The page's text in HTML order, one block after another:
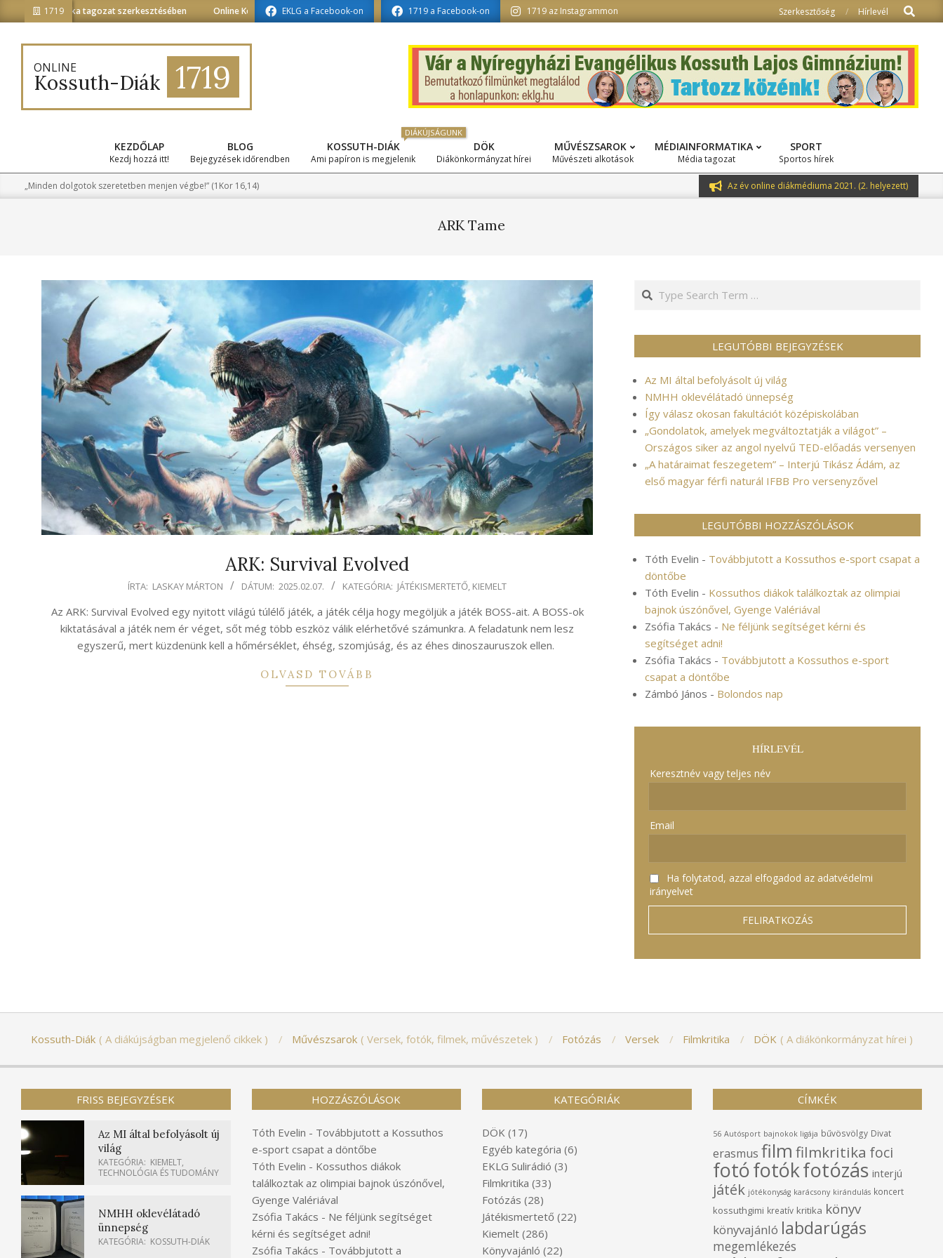
to
content
1719tagozat szerkesztésében Online Kossuth-Diák a médiainformatika tagozat szerkesztésében
EKLG a Facebook-on 1719 a Facebook-on 1719 az Instagrammon Szerkesztőség Hírlevél Search
ONLINE
Kossuth-Diák 1719
Primary
Navigation
KEZDŐLAP
Kezdj hozzá itt!
BLOG
Bejegyzések időrendben
KOSSUTH-DIÁK
DIÁKÚJSÁGUNK
Ami papíron is megjelenik
DÖK
Diákönkormányzat hírei
MŰVÉSZSAROK
Művészeti alkotások
MÉDIAINFORMATIKA
Média tagozat
SPORT
Sportos hírek
„Minden dolgotok szeretetben menjen végbe!” (1Kor 16,14) Az év online diákmédiuma 2021. (2. helyezett)
ARK Tame
ARK: Survival Evolved
07
ÍRTA: LASKAY MÁRTON DÁTUM: 2025.02.07. KATEGÓRIA: JÁTÉKISMERTETŐ, KIEMELT
Az ARK: Survival Evolved egy nyitott világú túlélő játék, a játék célja hogy megöljük a játék BOSS-ait. A BOSS-ok
kiktatásával a játék nem ér véget, sőt még több eszköz válik elérhetővé számunkra. A feladatunk nem lesz
egyszerű, mert küzdenünk kell a hőmérséklet, éhség, szomjúság, és az éhes dinoszauruszok ellen.
OLVASD TOVÁBB
Search
LEGUTÓBBI BEJEGYZÉSEK
Az MI által befolyásolt új világ
NMHH oklevélátadó ünnepség
Így válasz okosan fakultációt középiskolában
„Gondolatok, amelyek megváltoztatják a világot” –
Országos siker az angol nyelvű TED-előadás versenyen
„A határaimat feszegetem” – Interjú Tikász Ádám, az
első magyar férfi naturál IFBB Pro versenyzővel
LEGUTÓBBI HOZZÁSZÓLÁSOK
Tóth Evelin - Továbbjutott a Kossuthos e-sport csapat a
döntőbe
Tóth Evelin - Kossuthos diákok találkoztak az olimpiai
bajnok úszónővel, Gyenge Valériával
Zsófia Takács - Ne féljünk segítséget kérni és
segítséget adni!
Zsófia Takács - Továbbjutott a Kossuthos e-sport
csapat a döntőbe
Zámbó János - Bolondos nap
HÍRLEVÉL
Keresztnév vagy teljes név
Email
Ha folytatod, azzal elfogadod az adatvédelmi
irányelvet
Kossuth-Diák A diákújságban megjelenő cikkek Művészsarok Versek, fotók, filmek, művészetek Fotózás Versek Filmkritika DÖK A diákönkormányzat hírei
FRISS BEJEGYZÉSEK
Az MI által befolyásolt új
világ
KATEGÓRIA: KIEMELT,
TECHNOLÓGIA ÉS TUDOMÁNY
NMHH oklevélátadó
ünnepség
KATEGÓRIA: KOSSUTH-DIÁK
HOZZÁSZÓLÁSOK
Tóth Evelin - Továbbjutott a Kossuthos
e-sport csapat a döntőbe
Tóth Evelin - Kossuthos diákok
találkoztak az olimpiai bajnok úszónővel,
Gyenge Valériával
Zsófia Takács - Ne féljünk segítséget
kérni és segítséget adni!
Zsófia Takács - Továbbjutott a
KATEGÓRIÁK
DÖK (17)
Egyéb kategória (6)
EKLG Sulirádió (3)
Filmkritika (33)
Fotózás (28)
Játékismertető (22)
Kiemelt (286)
Könyvajánló (22)
CÍMKÉK
56 Autósport bajnokok ligája bűvösvölgy Divat
erasmus film filmkritika foci
fotófotókfotózás interjú
játék jótékonyság karácsony kirándulás koncert
kossuthgimi kreatív kritika könyv
könyvajánló labdarúgás
megemlékezés